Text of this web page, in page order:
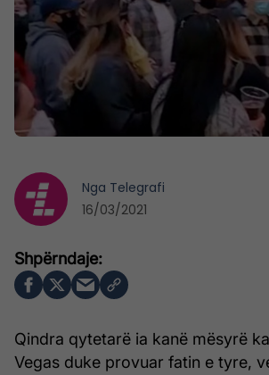
Qindra qytetarë ia kanë mësyrë
Vegas duke provuar fatin e tyre,
Nga Telegrafi
16/03/2021